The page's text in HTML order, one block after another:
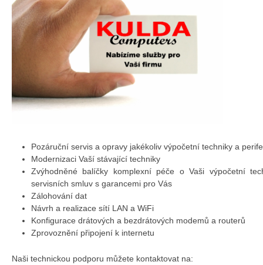
Pozáruční servis a opravy jakékoliv výpočetní techniky a
Modernizaci Vaší stávající techniky
Zvýhodněné balíčky komplexní péče o Vaši výpočetní
servisních smluv s garancemi pro Vás
Zálohování dat
Návrh a realizace sítí LAN a WiFi
Konfigurace drátových a bezdrátových modemů a routerů
Zprovoznění připojení k internetu
Naši technickou podporu můžete kontaktovat na: